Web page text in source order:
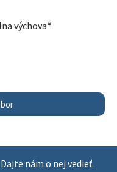
výchova“
nám o nej vedieť.